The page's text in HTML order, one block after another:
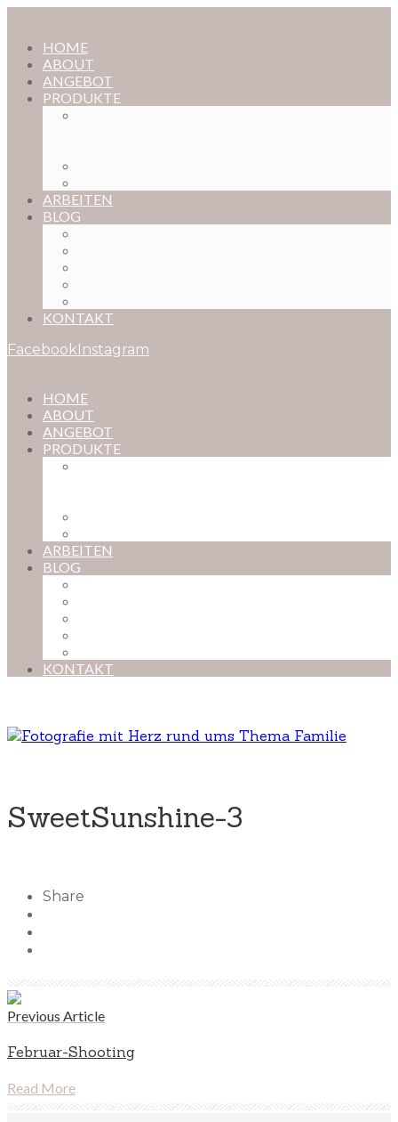
HOME
ABOUT
ANGEBOT
PRODUKTE
ARBEITEN
BLOG
KONTAKT
FacebookInstagram
HOME
ABOUT
ANGEBOT
PRODUKTE
ARBEITEN
BLOG
KONTAKT
SweetSunshine-3
Share
Previous Article
Februar-Shooting
Read More